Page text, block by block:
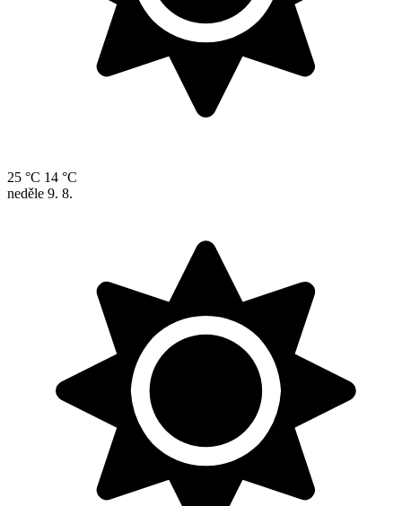
25 °C 14 °C
neděle 9. 8.